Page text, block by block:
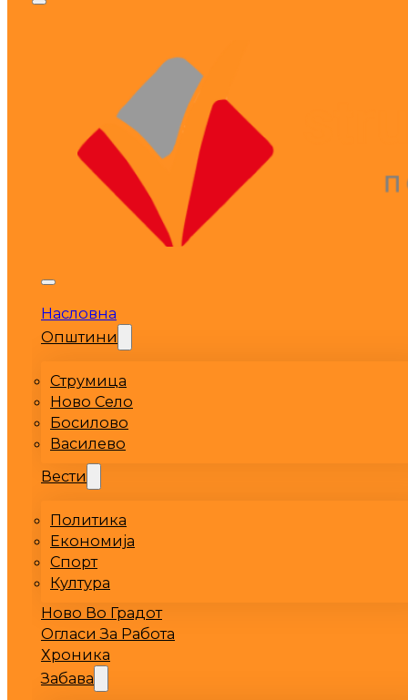
Насловна
Општини
Струмица
Ново Село
Босилово
Василево
Вести
Политика
Економија
Спорт
Култура
Ново Во Градот
Огласи За Работа
Хроника
Забава